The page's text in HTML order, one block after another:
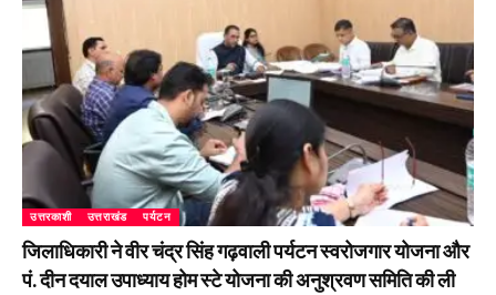
उत्तरकाशी उत्तराखंड पर्यटन
जिलाधिकारी ने वीर चंद्र सिंह गढ़वाली पर्यटन स्वरोजगार योजना और
पं. दीन दयाल उपाध्याय होम स्टे योजना की अनुश्रवण समिति की ली